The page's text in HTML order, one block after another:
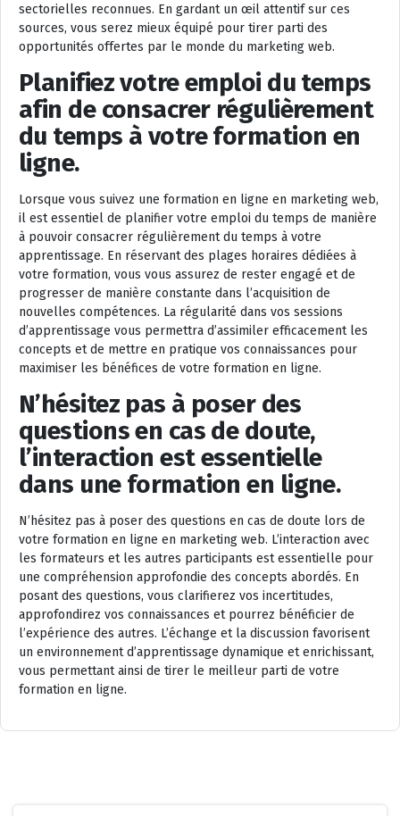
sectorielles reconnues. En gardant un œil attentif sur ces
sources, vous serez mieux équipé pour tirer parti des
opportunités offertes par le monde du marketing web.
Planifiez votre emploi du temps
afin de consacrer régulièrement
du temps à votre formation en
ligne.
Lorsque vous suivez une formation en ligne en marketing web,
il est essentiel de planifier votre emploi du temps de manière
à pouvoir consacrer régulièrement du temps à votre
apprentissage. En réservant des plages horaires dédiées à
votre formation, vous vous assurez de rester engagé et de
progresser de manière constante dans l’acquisition de
nouvelles compétences. La régularité dans vos sessions
d’apprentissage vous permettra d’assimiler efficacement les
concepts et de mettre en pratique vos connaissances pour
maximiser les bénéfices de votre formation en ligne.
N’hésitez pas à poser des
questions en cas de doute,
l’interaction est essentielle
dans une formation en ligne.
N’hésitez pas à poser des questions en cas de doute lors de
votre formation en ligne en marketing web. L’interaction avec
les formateurs et les autres participants est essentielle pour
une compréhension approfondie des concepts abordés. En
posant des questions, vous clarifierez vos incertitudes,
approfondirez vos connaissances et pourrez bénéficier de
l’expérience des autres. L’échange et la discussion favorisent
un environnement d’apprentissage dynamique et enrichissant,
vous permettant ainsi de tirer le meilleur parti de votre
formation en ligne.